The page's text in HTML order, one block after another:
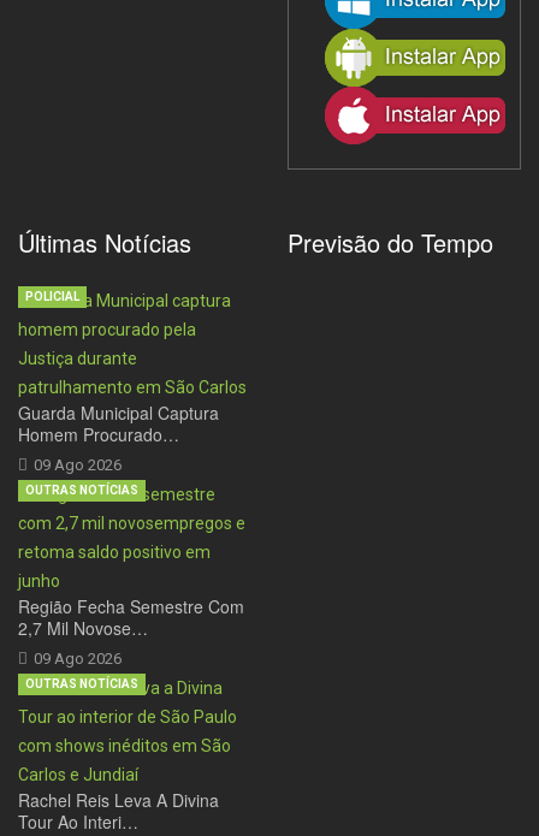
Últimas Notícias
Guarda Municipal Captura
Homem Procurado…
09 Ago 2026
POLICIAL
Região Fecha Semestre Com
2,7 Mil Novose…
09 Ago 2026
OUTRAS NOTÍCIAS
Rachel Reis Leva A Divina
Tour Ao Interi…
OUTRAS NOTÍCIAS
Previsão do Tempo